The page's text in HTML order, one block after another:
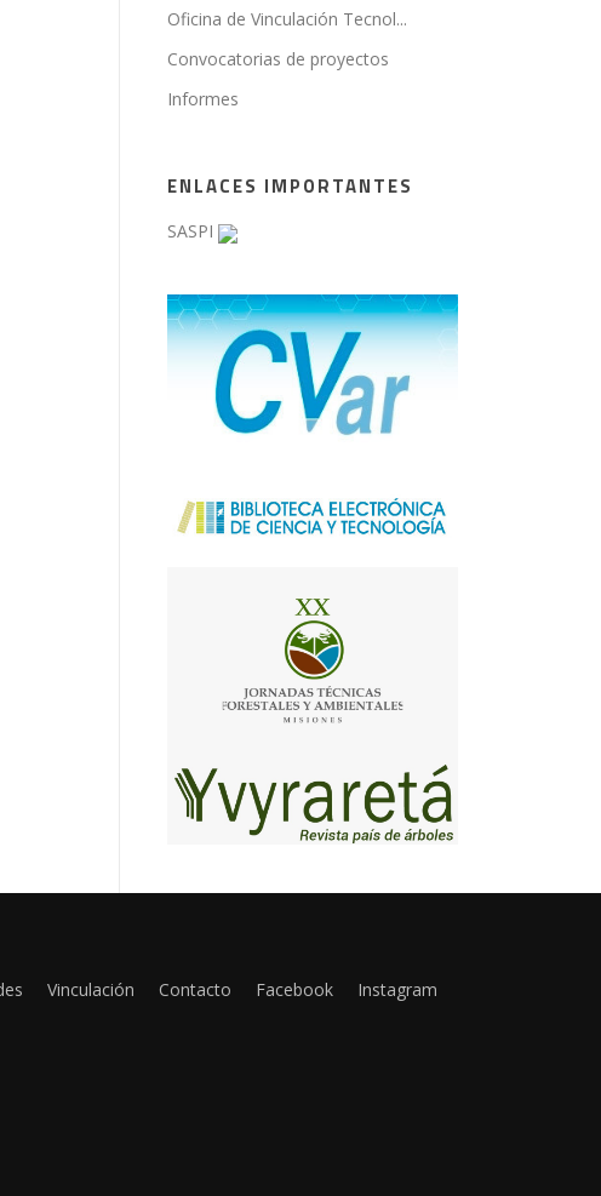
Oficina de Vinculación Tecnol...
Convocatorias de proyectos
Informes
ENLACES IMPORTANTES
SASPI
Vinculación Contacto Facebook Instagram